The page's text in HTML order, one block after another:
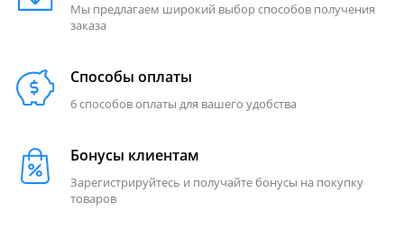
Мы предлагаем широкий выбор способов получения
заказа
Способы оплаты
6 способов оплаты для вашего удобства
Бонусы клиентам
Зарегистрируйтесь и получайте бонусы на покупку
товаров